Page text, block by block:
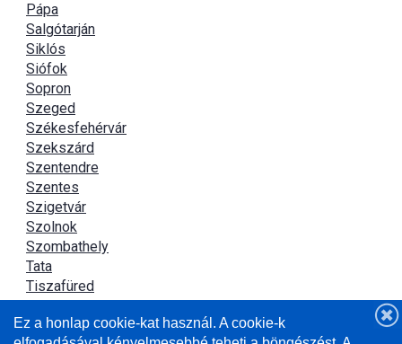
Pápa
Salgótarján
Siklós
Siófok
Sopron
Szeged
Székesfehérvár
Szekszárd
Szentendre
Szentes
Szigetvár
Szolnok
Szombathely
Tata
Tiszafüred
Újszász
Ez a honlap cookie-kat használ. A cookie-k